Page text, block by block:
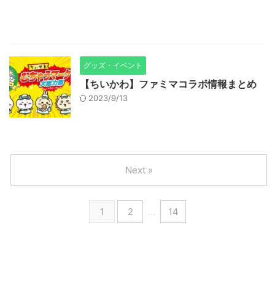
グッズ・イベント
【ちいかわ】ファミマコラボ情報まとめ
2023/9/13
1 2 … 14
Next »